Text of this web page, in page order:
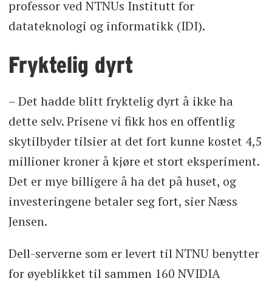
professor ved NTNUs Institutt for
datateknologi og informatikk (IDI).
Fryktelig dyrt
– Det hadde blitt fryktelig dyrt å ikke ha
dette selv. Prisene vi fikk hos en offentlig
skytilbyder tilsier at det fort kunne kostet 4,5
millioner kroner å kjøre et stort eksperiment.
Det er mye billigere å ha det på huset, og
investeringene betaler seg fort, sier Næss
Jensen.
Dell-serverne som er levert til NTNU benytter
for øyeblikket til sammen 160 NVIDIA